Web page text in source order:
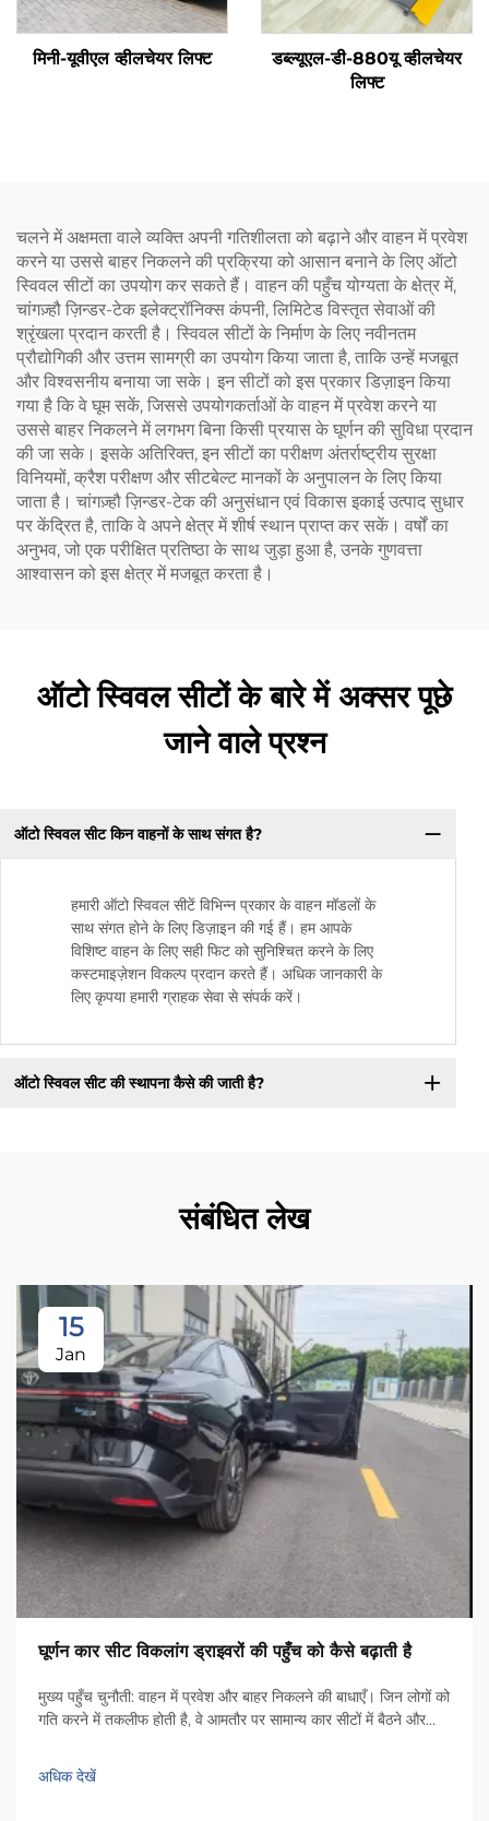
मिनी-यूवीएल व्हीलचेयर लिफ्ट
डब्ल्यूएल-डी-880यू व्हीलचेयर
लिफ्ट
चलने में अक्षमता वाले व्यक्ति अपनी गतिशीलता को बढ़ाने और वाहन में प्रवेश
करने या उससे बाहर निकलने की प्रक्रिया को आसान बनाने के लिए ऑटो
स्विवल सीटों का उपयोग कर सकते हैं। वाहन की पहुँच योग्यता के क्षेत्र में,
चांगज़्हौ ज़िन्डर-टेक इलेक्ट्रॉनिक्स कंपनी, लिमिटेड विस्तृत सेवाओं की
श्रृंखला प्रदान करती है। स्विवल सीटों के निर्माण के लिए नवीनतम
प्रौद्योगिकी और उत्तम सामग्री का उपयोग किया जाता है, ताकि उन्हें मजबूत
और विश्वसनीय बनाया जा सके। इन सीटों को इस प्रकार डिज़ाइन किया
गया है कि वे घूम सकें, जिससे उपयोगकर्ताओं के वाहन में प्रवेश करने या
उससे बाहर निकलने में लगभग बिना किसी प्रयास के घूर्णन की सुविधा प्रदान
की जा सके। इसके अतिरिक्त, इन सीटों का परीक्षण अंतर्राष्ट्रीय सुरक्षा
विनियमों, क्रैश परीक्षण और सीटबेल्ट मानकों के अनुपालन के लिए किया
जाता है। चांगज़्हौ ज़िन्डर-टेक की अनुसंधान एवं विकास इकाई उत्पाद सुधार
पर केंद्रित है, ताकि वे अपने क्षेत्र में शीर्ष स्थान प्राप्त कर सकें। वर्षों का
अनुभव, जो एक परीक्षित प्रतिष्ठा के साथ जुड़ा हुआ है, उनके गुणवत्ता
आश्वासन को इस क्षेत्र में मजबूत करता है।
ऑटो स्विवल सीटों के बारे में अक्सर पूछे
जाने वाले प्रश्न
ऑटो स्विवल सीट किन वाहनों के साथ संगत है?
हमारी ऑटो स्विवल सीटें विभिन्न प्रकार के वाहन मॉडलों के
साथ संगत होने के लिए डिज़ाइन की गई हैं। हम आपके
विशिष्ट वाहन के लिए सही फिट को सुनिश्चित करने के लिए
कस्टमाइज़ेशन विकल्प प्रदान करते हैं। अधिक जानकारी के
लिए कृपया हमारी ग्राहक सेवा से संपर्क करें।
ऑटो स्विवल सीट की स्थापना कैसे की जाती है?
संबंधित लेख
15
Jan
घूर्णन कार सीट विकलांग ड्राइवरों की पहुँच को कैसे बढ़ाती है
मुख्य पहुँच चुनौती: वाहन में प्रवेश और बाहर निकलने की बाधाएँ। जिन लोगों को
गति करने में तकलीफ होती है, वे आमतौर पर सामान्य कार सीटों में बैठने और
अंदर पर्याप्त जगह नहीं होती है, जिससे लोगों को मोड़ना पड़ता है...
अधिक देखें